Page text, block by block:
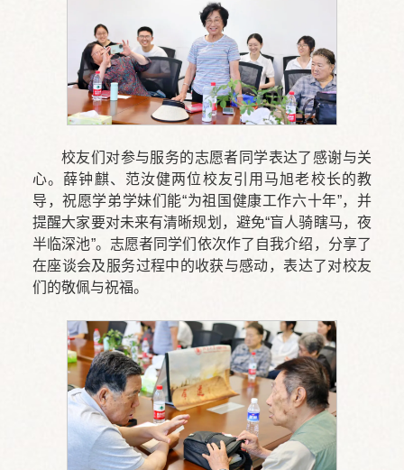
校友们对参与服务的志愿者同学表达了感谢与关
心。薛钟麒、范汝健两位校友引用马旭老校长的教
导，祝愿学弟学妹们能“为祖国健康工作六十年”，并
提醒大家要对未来有清晰规划，避免“盲人骑瞎马，夜
半临深池”。志愿者同学们依次作了自我介绍，分享了
在座谈会及服务过程中的收获与感动，表达了对校友
们的敬佩与祝福。